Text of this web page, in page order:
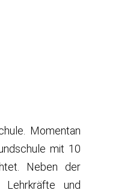
Momentan
mit 10
Neben der
und